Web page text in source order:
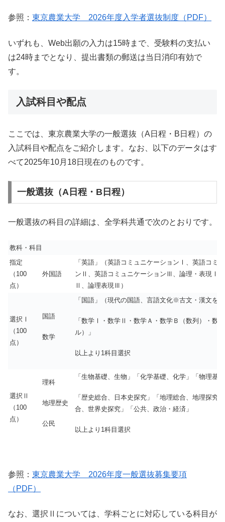
参照： 東京農業大学 2026年度入学者選抜制度（PDF）
いずれも、Web出願の入力は15時まで、受験料の支払い
は24時までとなり、提出書類の郵送は当日消印有効で
す。
入試科目や配点
ここでは、東京農業大学の一般選抜（A日程・B日程）の
入試科目や配点をご紹介します。なお、以下のデータはす
べて2025年10月18日現在のものです。
一般選抜（A日程・B日程）
一般選抜の科目の詳細は、全学科共通で次のとおりです。
教科・科目
指定
（100
点）
外国語
「英語」（英語コミュニケーションⅠ、英語コミ
ンⅡ、英語コミュニケーションⅢ、論理・表現Ⅰ
Ⅱ、論理表現Ⅲ）
選択Ⅰ
（100
点）
国語
数学
「国語」（現代の国語、言語文化※古文・漢文を
「数学Ⅰ・数学Ⅱ・数学Ａ・数学Ｂ（数列）・数
ル）」
以上より1科目選択
選択Ⅱ
（100
点）
理科
地理歴史
公民
「生物基礎、生物」「化学基礎、化学」「物理基
「歴史総合、日本史探究」「地理総合、地理探究
合、世界史探究」「公共、政治・経済」
以上より1科目選択
参照： 東京農業大学 2026年度一般選抜募集要項
（PDF）
なお、選択Ⅱについては、学科ごとに対応している科目が